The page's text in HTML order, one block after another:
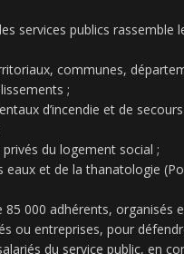
services publics rassemble
communes,
;
d’incendie et de
du logement social ;
eaux et de la thanatologie
85 000 adhérents, organisés
ou entreprises, pour
du service public, en